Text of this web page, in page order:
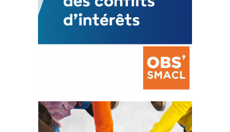
La prévention des conflits
d’intérêts
18 septembre 2023